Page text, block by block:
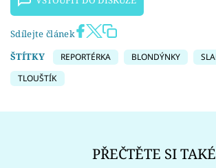
Sdílejte článek
ŠTÍTKY
REPORTÉRKA BLONDÝNKY
TLOUŠTÍK
PŘEČTĚTE SI TAKÉ